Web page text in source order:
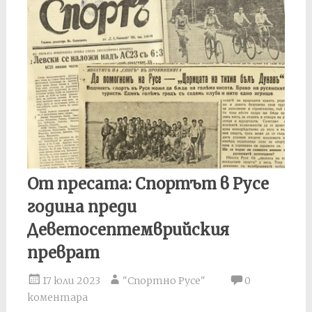
От пресата: Спортът в Русе
година преди
Деветосептемврийския
преврат
17 юли 2023 "Спортно Русе"
0
коментара